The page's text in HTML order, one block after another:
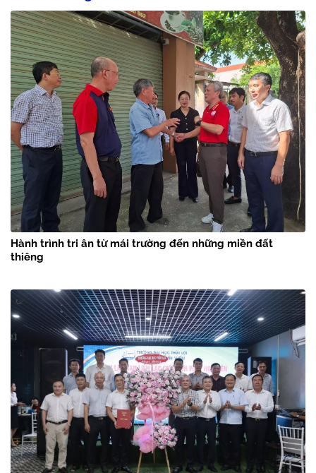
Hành trình tri ân từ mái trường đến những miền đất
thiêng